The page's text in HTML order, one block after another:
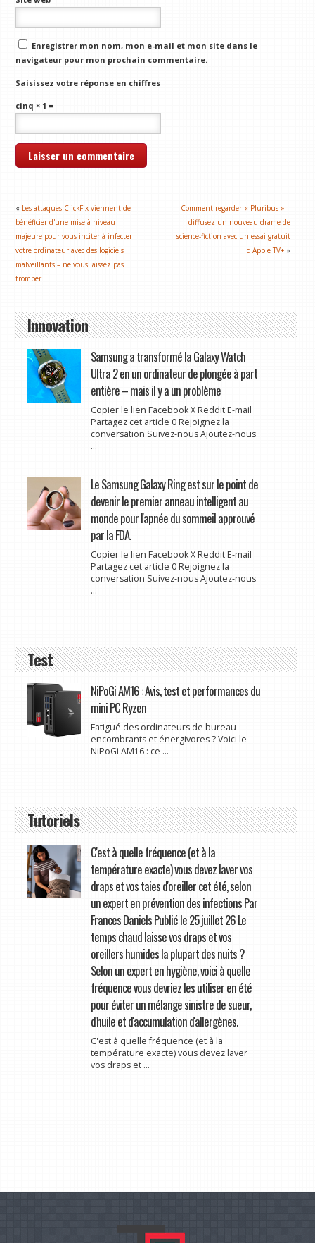
Enregistrer mon nom, mon e-mail et mon site dans le
navigateur pour mon prochain commentaire.
Saisissez votre réponse en chiffres
cinq × 1 =
« Les attaques ClickFix viennent de
bénéficier d'une mise à niveau
majeure pour vous inciter à infecter
votre ordinateur avec des logiciels
malveillants – ne vous laissez pas
tromper
Comment regarder « Pluribus » –
diffusez un nouveau drame de
science-fiction avec un essai gratuit
d'Apple TV+ »
Innovation
Samsung a transformé la Galaxy Watch
Ultra 2 en un ordinateur de plongée à part
entière – mais il y a un problème
Copier le lien Facebook X Reddit E-mail
Partagez cet article 0 Rejoignez la
conversation Suivez-nous Ajoutez-nous
...
Le Samsung Galaxy Ring est sur le point de
devenir le premier anneau intelligent au
monde pour l'apnée du sommeil approuvé
par la FDA.
Copier le lien Facebook X Reddit E-mail
Partagez cet article 0 Rejoignez la
conversation Suivez-nous Ajoutez-nous
...
Test
NiPoGi AM16 : Avis, test et performances du
mini PC Ryzen
Fatigué des ordinateurs de bureau
encombrants et énergivores ? Voici le
NiPoGi AM16 : ce ...
Tutoriels
C'est à quelle fréquence (et à la
température exacte) vous devez laver vos
draps et vos taies d'oreiller cet été, selon
un expert en prévention des infections Par
Frances Daniels Publié le 25 juillet 26 Le
temps chaud laisse vos draps et vos
oreillers humides la plupart des nuits ?
Selon un expert en hygiène, voici à quelle
fréquence vous devriez les utiliser en été
pour éviter un mélange sinistre de sueur,
d'huile et d'accumulation d'allergènes.
C'est à quelle fréquence (et à la
température exacte) vous devez laver
vos draps et ...